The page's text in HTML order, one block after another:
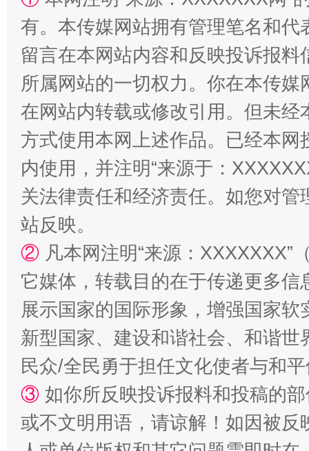
站台名比不上好声名
漫山遍野的桃花与雪山、麦地、白藏房 除
有。本传媒网站拥有管理笔名和
留言在本网站内容和反映投诉报
所属网站的一切权力。你在本传
在网站内转载或修改引用。但未
方式使用本网上述作品。已经本
内使用，并注明“来源于：
关法律责任和经济责任。如您对
站反映。
② 凡本网注明“来源：
它媒体，转载目的在于传递更多
展示国家的国际形象，增强国家
新型国家、建设和谐社会、和谐
民众/全民勇于担任文化使者与和
③ 如你所反映投诉报料和投稿的
或不文明用语，请谅解！如因被